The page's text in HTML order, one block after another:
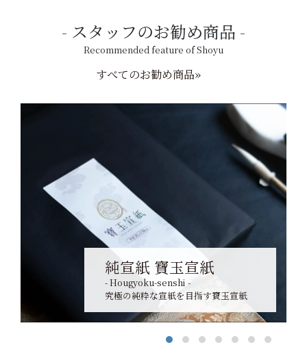
スタッフのお勧め商品
Recommended feature of Shoyu
すべてのお勧め商品»
純宣紙 寶玉宣紙
- Hougyoku-senshi -
究極の純粋な宣紙を目指す寶玉宣紙